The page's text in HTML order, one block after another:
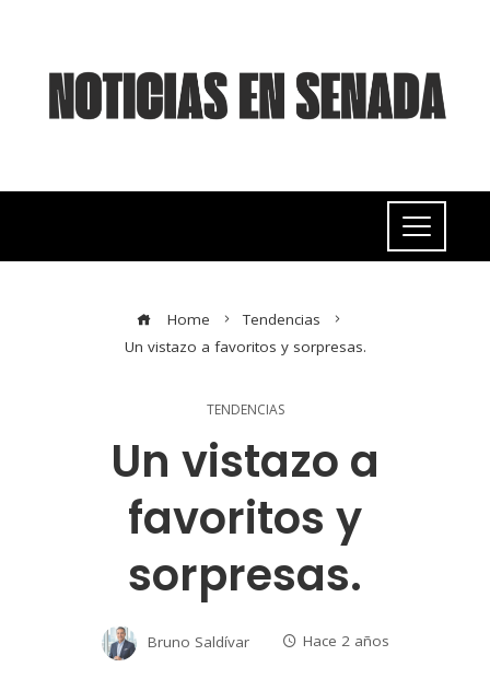
Home
Tendencias
Un vistazo a favoritos y sorpresas.
TENDENCIAS
Un vistazo a
favoritos y
sorpresas.
Bruno Saldívar Hace 2 años